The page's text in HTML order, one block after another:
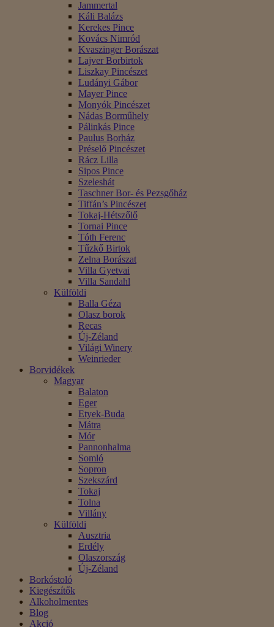
Jammertal
Káli Balázs
Kerekes Pince
Kovács Nimród
Kvaszinger Borászat
Lajver Borbirtok
Liszkay Pincészet
Ludányi Gábor
Mayer Pince
Monyók Pincészet
Nádas Borműhely
Pálinkás Pince
Paulus Borház
Préselő Pincészet
Rácz Lilla
Sipos Pince
Szeleshát
Taschner Bor- és Pezsgőház
Tiffán’s Pincészet
Tokaj-Hétszőlő
Tornai Pince
Tóth Ferenc
Tűzkő Birtok
Zelna Borászat
Villa Gyetvai
Villa Sandahl
Külföldi
Balla Géza
Olasz borok
Recas
Új-Zéland
Világi Winery
Weinrieder
Borvidékek
Magyar
Balaton
Eger
Etyek-Buda
Mátra
Mór
Pannonhalma
Somló
Sopron
Szekszárd
Tokaj
Tolna
Villány
Külföldi
Ausztria
Erdély
Olaszország
Új-Zéland
Borkóstoló
Kiegészítők
Alkoholmentes
Blog
Akció